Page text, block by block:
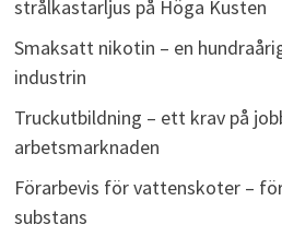
strålkastarljus på Höga Kusten
Smaksatt nikotin – en
industrin
Truckutbildning – ett krav på
arbetsmarknaden
Förarbevis för vattenskoter –
substans